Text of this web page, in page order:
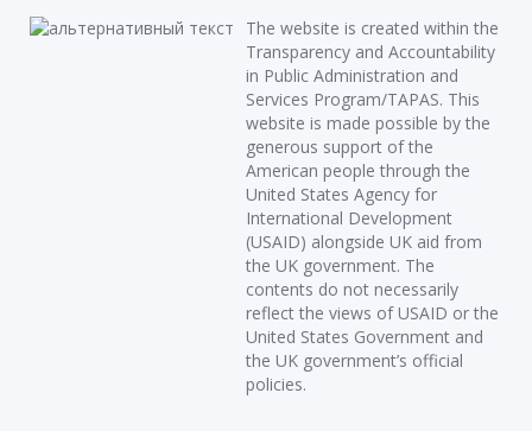
The website is created within the
Transparency and Accountability
in Public Administration and
Services Program/TAPAS. This
website is made possible by the
generous support of the
American people through the
United States Agency for
International Development
(USAID) alongside UK aid from
the UK government. The
contents do not necessarily
reflect the views of USAID or the
United States Government and
the UK government’s official
policies.